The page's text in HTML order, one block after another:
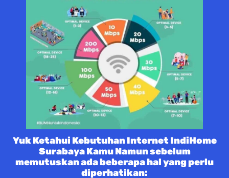
Yuk Ketahui Kebutuhan Internet IndiHome
Surabaya Kamu Namun sebelum
memutuskan ada beberapa hal yang perlu
diperhatikan: